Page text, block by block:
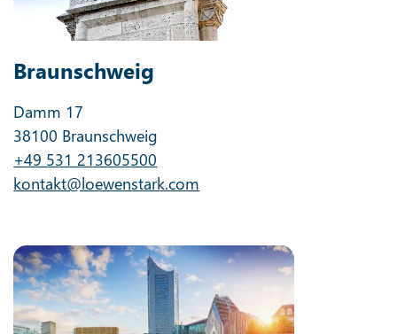
Braunschweig
Damm 17
38100 Braunschweig
+49 531 213605500
kontakt@loewenstark.com